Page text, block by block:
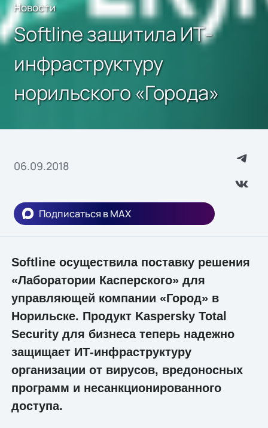
Новости
Softline защитила ИТ-
инфраструктуру
норильского «Города»
06.09.2018
Подписаться в MAX
Softline осуществила поставку решения
«Лаборатории Касперского» для
управляющей компании «Город» в
Норильске. Продукт Kaspersky Total
Security для бизнеса теперь надежно
защищает ИТ-инфраструктуру
организации от вирусов, вредоносных
программ и несанкционированного
доступа.